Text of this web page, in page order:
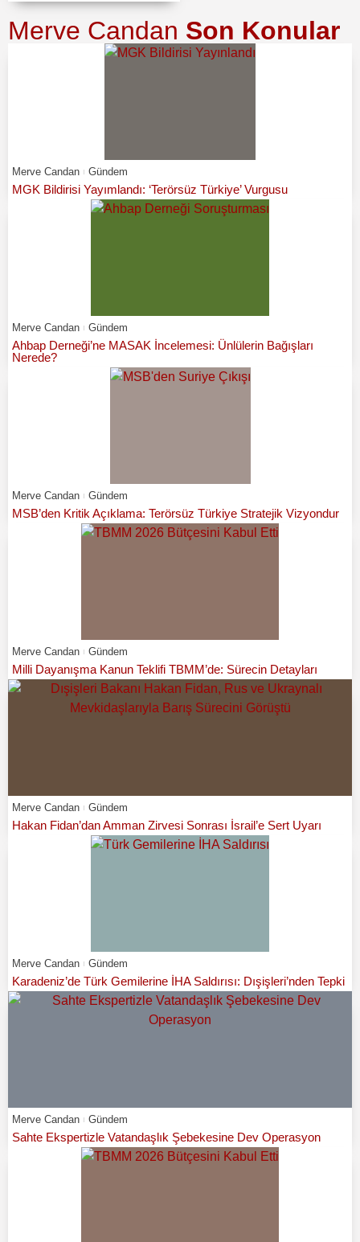
Merve Candan Son Konular
Merve Candan Gündem
MGK Bildirisi Yayımlandı: ‘Terörsüz Türkiye’ Vurgusu
Merve Candan Gündem
Ahbap Derneği’ne MASAK İncelemesi: Ünlülerin Bağışları
Nerede?
Merve Candan Gündem
MSB’den Kritik Açıklama: Terörsüz Türkiye Stratejik Vizyondur
Merve Candan Gündem
Milli Dayanışma Kanun Teklifi TBMM’de: Sürecin Detayları
Merve Candan Gündem
Hakan Fidan’dan Amman Zirvesi Sonrası İsrail’e Sert Uyarı
Merve Candan Gündem
Karadeniz’de Türk Gemilerine İHA Saldırısı: Dışişleri’nden Tepki
Merve Candan Gündem
Sahte Ekspertizle Vatandaşlık Şebekesine Dev Operasyon